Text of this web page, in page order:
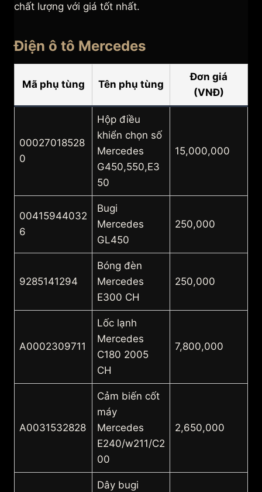
chất lượng với giá tốt nhất.
Điện ô tô Mercedes
Mã phụ tùng Tên phụ tùng
Đơn giá
(VNĐ)
00027018528
0
Hộp điều
khiển chọn số
Mercedes
G450,550,E3
50
15,000,000
00415944032
6
Bugi
Mercedes
GL450
250,000
9285141294
Bóng đèn
Mercedes
E300 CH
250,000
A0002309711
Lốc lạnh
Mercedes
C180 2005
CH
7,800,000
A0031532828
Cảm biến cốt
máy
Mercedes
E240/w211/C2
00
2,650,000
Dây bugi